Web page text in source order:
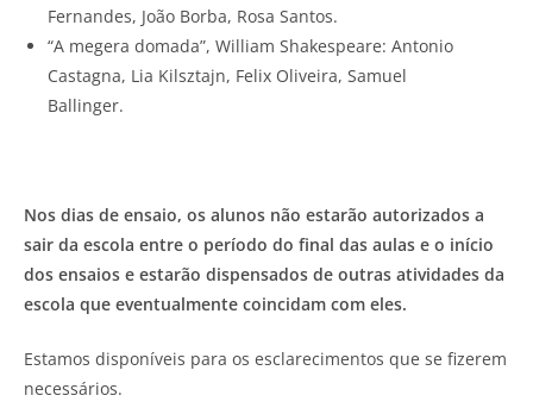
Fernandes, João Borba, Rosa Santos.
“A megera domada”, William Shakespeare: Antonio
Castagna, Lia Kilsztajn, Felix Oliveira, Samuel
Ballinger.
Nos dias de ensaio, os alunos não estarão autorizados a
sair da escola entre o período do final das aulas e o início
dos ensaios e estarão dispensados de outras atividades da
escola que eventualmente coincidam com eles.
Estamos disponíveis para os esclarecimentos que se fizerem
necessários.